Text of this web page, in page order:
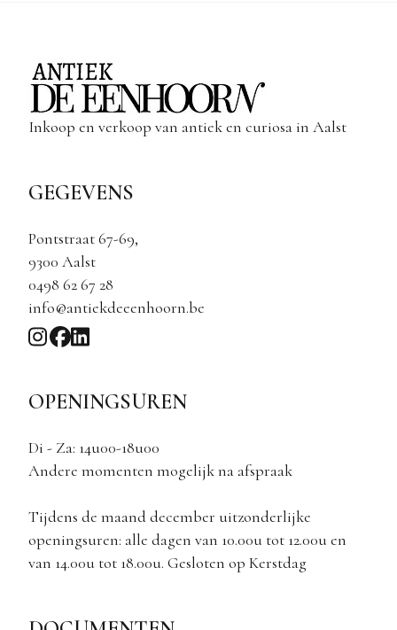
Inkoop en verkoop van antiek en curiosa in Aalst
GEGEVENS
Pontstraat 67-69,
9300 Aalst
0498 62 67 28
info@antiekdeeenhoorn.be
OPENINGSUREN
Di - Za: 14u00-18u00
Andere momenten mogelijk na afspraak
Tijdens de maand december uitzonderlijke
openingsuren: alle dagen van 10.00u tot 12.00u en
van 14.00u tot 18.00u. Gesloten op Kerstdag